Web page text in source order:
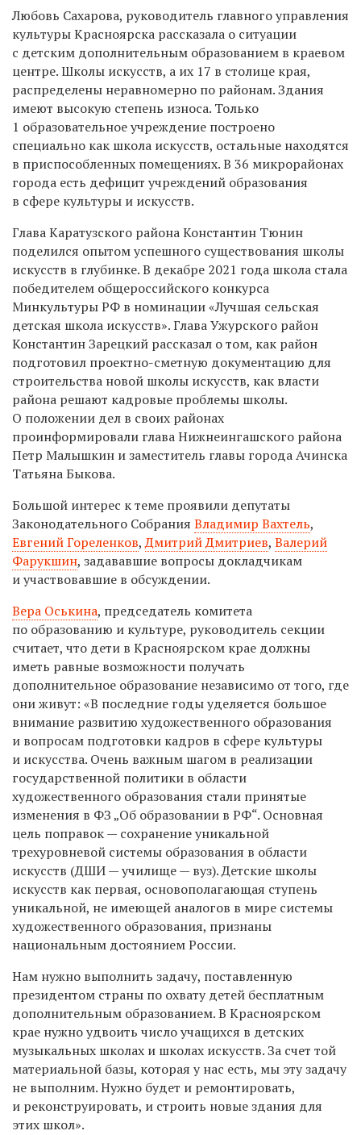
Любовь Сахарова, руководитель главного управления
культуры Красноярска рассказала о ситуации
с детским дополнительным образованием в краевом
центре. Школы искусств, а их 17 в столице края,
распределены неравномерно по районам. Здания
имеют высокую степень износа. Только
1 образовательное учреждение построено
специально как школа искусств, остальные находятся
в приспособленных помещениях. В 36 микрорайонах
города есть дефицит учреждений образования
в сфере культуры и искусств.
Глава Каратузского района Константин Тюнин
поделился опытом успешного существования школы
искусств в глубинке. В декабре 2021 года школа стала
победителем общероссийского конкурса
Минкультуры РФ в номинации «Лучшая сельская
детская школа искусств». Глава Ужурского район
Константин Зарецкий рассказал о том, как район
подготовил проектно-сметную документацию для
строительства новой школы искусств, как власти
района решают кадровые проблемы школы.
О положении дел в своих районах
проинформировали глава Нижнеингашского района
Петр Малышкин и заместитель главы города Ачинска
Татьяна Быкова.
Большой интерес к теме проявили депутаты
Законодательного Собрания Владимир Вахтель,
Евгений Гореленков,Дмитрий Дмитриев, Валерий
Фарукшин, задававшие вопросы докладчикам
и участвовавшие в обсуждении.
Вера Оськина, председатель комитета
по образованию и культуре, руководитель секции
считает, что дети в Красноярском крае должны
иметь равные возможности получать
дополнительное образование независимо от того, где
они живут: «В последние годы уделяется большое
внимание развитию художественного образования
и вопросам подготовки кадров в сфере культуры
и искусства. Очень важным шагом в реализации
государственной политики в области
художественного образования стали принятые
изменения в ФЗ „Об образовании в РФ“. Основная
цель поправок — сохранение уникальной
трехуровневой системы образования в области
искусств (ДШИ — училище — вуз). Детские школы
искусств как первая, основополагающая ступень
уникальной, не имеющей аналогов в мире системы
художественного образования, признаны
национальным достоянием России.
Нам нужно выполнить задачу, поставленную
президентом страны по охвату детей бесплатным
дополнительным образованием. В Красноярском
крае нужно удвоить число учащихся в детских
музыкальных школах и школах искусств. За счет той
материальной базы, которая у нас есть, мы эту задачу
не выполним. Нужно будет и ремонтировать,
и реконструировать, и строить новые здания для
этих школ».